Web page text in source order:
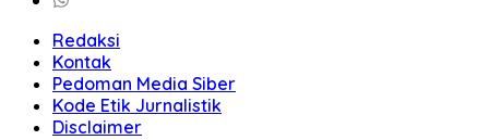
Redaksi
Kontak
Pedoman Media Siber
Kode Etik Jurnalistik
Disclaimer